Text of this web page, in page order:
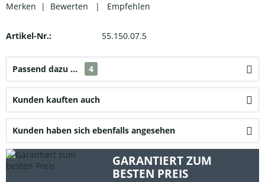
Merken | Bewerten | Empfehlen
Artikel-Nr.: 55.150.07.5
Passend dazu ... 4
Kunden kauften auch
Kunden haben sich ebenfalls angesehen
GARANTIERT ZUM
BESTEN PREIS